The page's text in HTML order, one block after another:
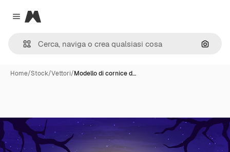
Close menu
Magnific
Cerca
Home/Stock/Vettori/Modello di cornice d…